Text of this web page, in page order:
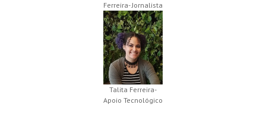
Ferreira- Jornalista
Talita Ferreira-
Apoio Tecnológico